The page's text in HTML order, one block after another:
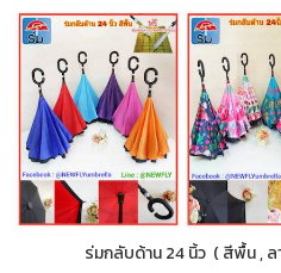
ร่มกลับด้าน 24 นิ้ว ( สีพื้น , ล